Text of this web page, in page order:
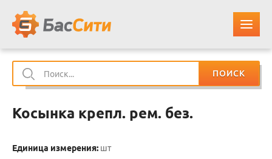
ПОИСК
Косынка крепл. рем. без.
Единица измерения: шт
КАТАЛОГ ЗАПЧАСТЕЙ
ОПЛАТА И ДОСТАВКА